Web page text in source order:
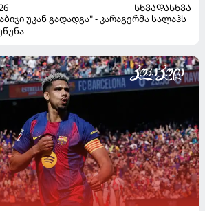
ᲡᲮᲕᲐᲓᲐᲡᲮᲕᲐ
უკან გადადგა" - კარაგერმა სალაჰს